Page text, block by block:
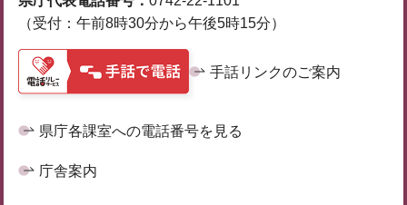
（受付：午前8時30分から午後5時15分）
手話リンクのご案内
県庁各課室への電話番号を見る
庁舎案内